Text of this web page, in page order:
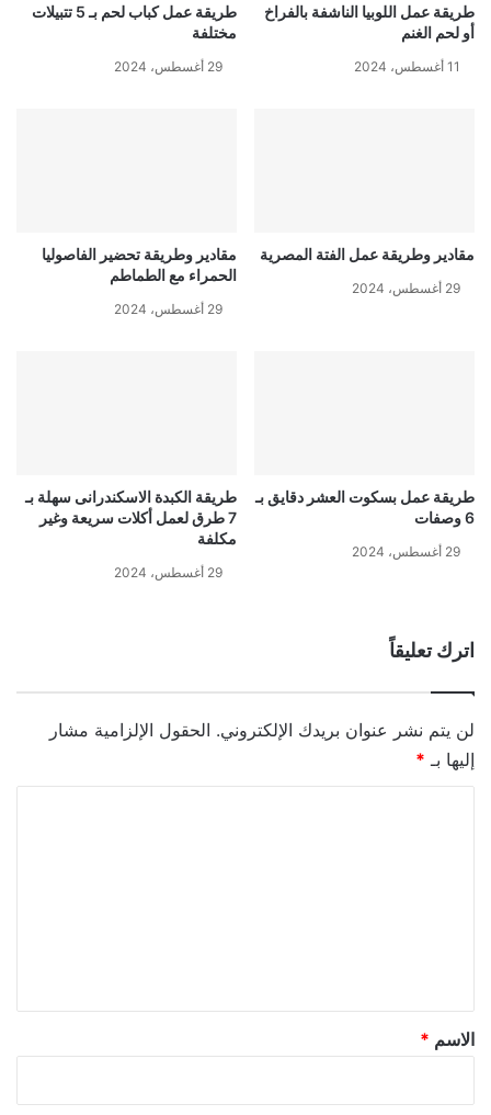
طريقة عمل اللوبيا الناشفة بالفراخ
أو لحم الغنم
11 أغسطس، 2024
طريقة عمل كباب لحم بـ 5 تتبيلات
مختلفة
29 أغسطس، 2024
مقادير وطريقة عمل الفتة المصرية
29 أغسطس، 2024
مقادير وطريقة تحضير الفاصوليا
الحمراء مع الطماطم
29 أغسطس، 2024
طريقة عمل بسكوت العشر دقايق بـ
6 وصفات
29 أغسطس، 2024
طريقة الكبدة الاسكندرانى سهلة بـ
7 طرق لعمل أكلات سريعة وغير
مكلفة
29 أغسطس، 2024
اترك تعليقاً
لن يتم نشر عنوان بريدك الإلكتروني. الحقول الإلزامية مشار
إليها بـ *
*
الاسم *